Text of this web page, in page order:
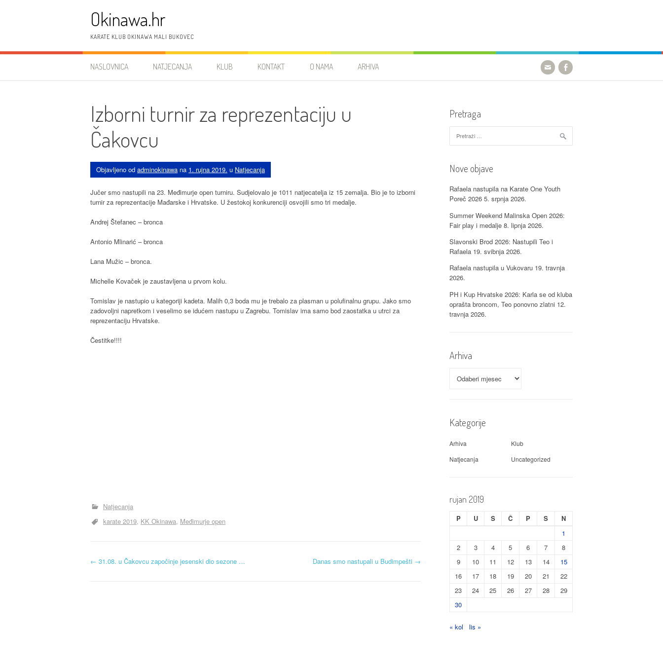
Okinawa.hr
KARATE KLUB OKINAWA MALI BUKOVEC
NASLOVNICA NATJECANJA KLUB KONTAKT O NAMA ARHIVA
Izborni turnir za reprezentaciju u
Čakovcu
Objavljeno od adminokinawa na 1. rujna 2019. u Natjecanja
Jučer smo nastupili na 23. Međimurje open turniru. Sudjelovalo je 1011 natjecatelja iz 15 zemalja. Bio je to izborni
turnir za reprezentacije Mađarske i Hrvatske. U žestokoj konkurenciji osvojili smo tri medalje.
Andrej Štefanec – bronca
Antonio Mlinarić – bronca
Lana Mužic – bronca.
Michelle Kovaček je zaustavljena u prvom kolu.
Tomislav je nastupio u kategoriji kadeta. Malih 0,3 boda mu je trebalo za plasman u polufinalnu grupu. Jako smo
zadovoljni napretkom i veselimo se idućem nastupu u Zagrebu. Tomislav ima samo bod zaostatka u utrci za
reprezentaciju Hrvatske.
Čestitke!!!!
Natjecanja
karate 2019 KK Okinawa Međimurje open
N
← 31.08. u Čakovcu započinje jesenski dio sezone … Danas smo nastupali u Budimpešti →
Pretraga
Nove objave
Rafaela nastupila na Karate One Youth
Poreč 2026 5. srpnja 2026.
Summer Weekend Malinska Open 2026:
Fair play i medalje 8. lipnja 2026.
Slavonski Brod 2026: Nastupili Teo i
Rafaela 19. svibnja 2026.
Rafaela nastupila u Vukovaru 19. travnja
2026.
PH i Kup Hrvatske 2026: Karla se od kluba
oprašta broncom, Teo ponovno zlatni 12.
travnja 2026.
Arhiva
Kategorije
Arhiva
Klub
Natjecanja
Uncategorized
rujan 2019
P U S Č P S
N
1
2
3 4 5 6 7
8
9
10 11 12 13 14
15
16
17 18 19 20 21
22
23
24 25 26 27 28
29
30
« kol lis »